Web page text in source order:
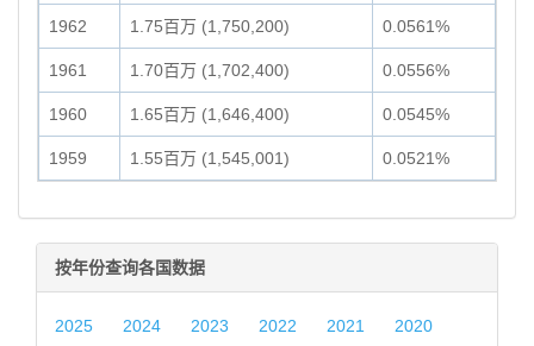
1962 1.75百万 (1,750,200) 0.0561%
1961 1.70百万 (1,702,400) 0.0556%
1960 1.65百万 (1,646,400) 0.0545%
1959 1.55百万 (1,545,001) 0.0521%
按年份查询各国数据
2025 2024 2023 2022 2021
2020